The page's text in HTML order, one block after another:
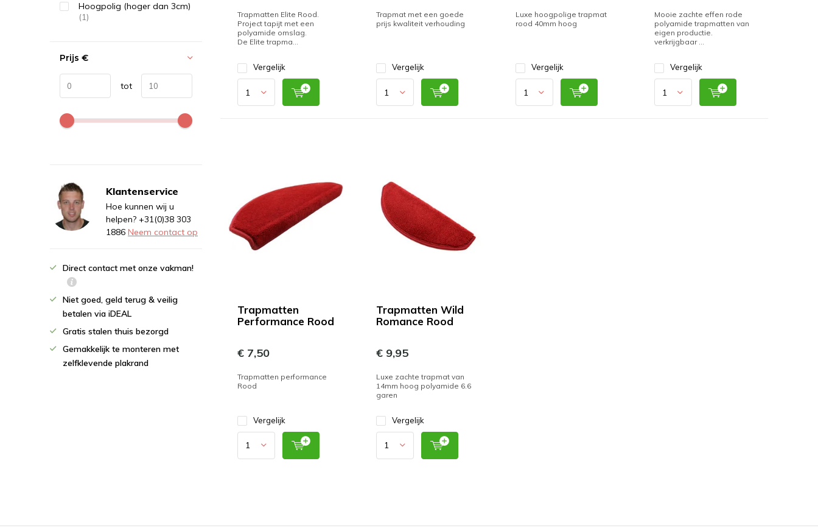
Trapmatten Elite Rood.
Project tapijt met een
polyamide omslag.
De Elite trapma...
Vergelijk
Trapmat met een goede
prijs kwaliteit verhouding
Vergelijk
Luxe hoogpolige trapmat
rood 40mm hoog
Vergelijk
Mooie zachte effen rode
polyamide trapmatten van
eigen productie.
verkrijgbaar ...
Vergelijk
Trapmatten
Performance Rood
€ 7,50
Trapmatten performance
Rood
Vergelijk
Trapmatten Wild
Romance Rood
€ 9,95
Luxe zachte trapmat van
14mm hoog polyamide 6.6
garen
Vergelijk
Hoogpolig (hoger dan 3cm)
(1)
Prijs €
tot
Klantenservice
Hoe kunnen wij u
helpen? +31(0)38 303
1886 Neem contact op
Direct contact met onze vakman!
Niet goed, geld terug & veilig
betalen via iDEAL
Gratis stalen thuis bezorgd
Gemakkelijk te monteren met
zelfklevende plakrand